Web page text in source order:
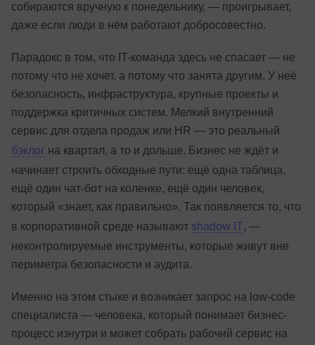
собираются вручную к понедельнику, — проигрывает,
даже если люди в нём работают добросовестно.
Парадокс в том, что IT-команда здесь не спасает — не
потому что не хочет, а потому что занята другим. У неё
безопасность, инфраструктура, крупные проекты и
поддержка критичных систем. Мелкий внутренний
сервис для отдела продаж или HR — это реальный
бэклог на квартал, а то и дольше. Бизнес не ждёт и
начинает строить обходные пути: ещё одна таблица,
ещё один чат-бот на коленке, ещё один человек,
который «знает, как правильно». Так появляется то, что
в корпоративной среде называют shadow IT, —
неконтролируемые инструменты, которые живут вне
периметра безопасности и аудита.
Именно на этом стыке и возникает запрос на low-code
специалиста — человека, который понимает бизнес-
процесс изнутри и может собрать рабочий сервис на